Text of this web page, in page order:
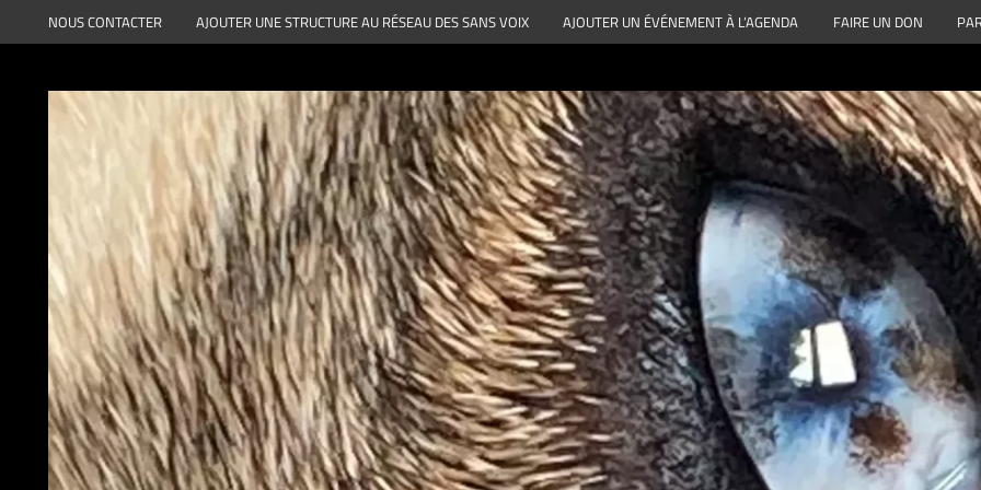
au
NOUS CONTACTER AJOUTER UNE STRUCTURE AU RÉSEAU DES SANS VOIX AJOUTER UN ÉVÉNEMENT À L’AGENDA FAIRE UN DON